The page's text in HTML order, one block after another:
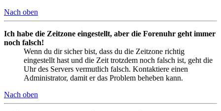
Nach oben
Ich habe die Zeitzone eingestellt, aber die Forenuhr geht immer
noch falsch!
Wenn du dir sicher bist, dass du die Zeitzone richtig
eingestellt hast und die Zeit trotzdem noch falsch ist, geht die
Uhr des Servers vermutlich falsch. Kontaktiere einen
Administrator, damit er das Problem beheben kann.
Nach oben